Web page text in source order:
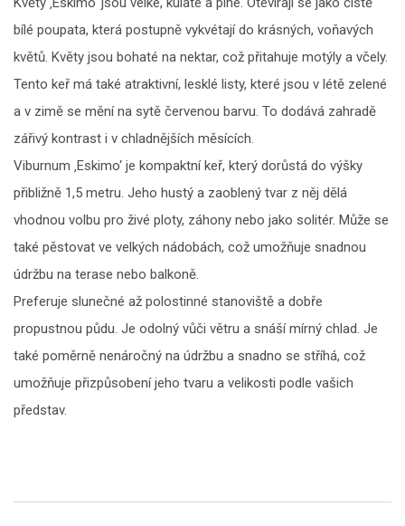
bílé poupata, která postupně vykvétají do krásných, voňavých
květů. Květy jsou bohaté na nektar, což přitahuje motýly a včely.
Tento keř má také atraktivní, lesklé listy, které jsou v létě zelené
a v zimě se mění na sytě červenou barvu. To dodává zahradě
zářivý kontrast i v chladnějších měsících.
Viburnum ‚Eskimo‘ je kompaktní keř, který dorůstá do výšky
přibližně 1,5 metru. Jeho hustý a zaoblený tvar z něj dělá
vhodnou volbu pro živé ploty, záhony nebo jako solitér. Může se
také pěstovat ve velkých nádobách, což umožňuje snadnou
údržbu na terase nebo balkoně.
Preferuje slunečné až polostinné stanoviště a dobře
propustnou půdu. Je odolný vůči větru a snáší mírný chlad. Je
také poměrně nenáročný na údržbu a snadno se stříhá, což
umožňuje přizpůsobení jeho tvaru a velikosti podle vašich
představ.